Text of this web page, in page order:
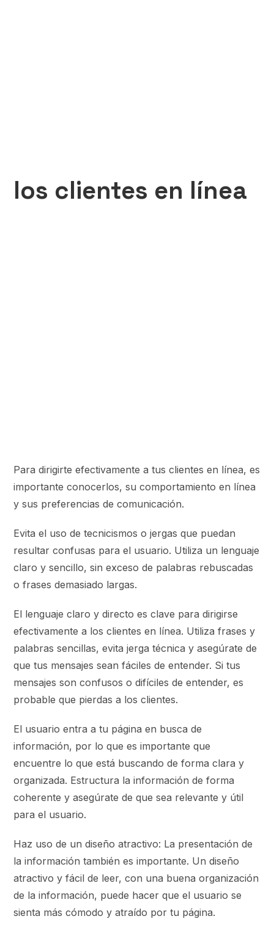
los clientes en línea
Para dirigirte efectivamente a tus clientes en línea, es
importante conocerlos, su comportamiento en línea
y sus preferencias de comunicación.
Evita el uso de tecnicismos o jergas que puedan
resultar confusas para el usuario. Utiliza un lenguaje
claro y sencillo, sin exceso de palabras rebuscadas
o frases demasiado largas.
El lenguaje claro y directo es clave para dirigirse
efectivamente a los clientes en línea. Utiliza frases y
palabras sencillas, evita jerga técnica y asegúrate de
que tus mensajes sean fáciles de entender. Si tus
mensajes son confusos o difíciles de entender, es
probable que pierdas a los clientes.
El usuario entra a tu página en busca de
información, por lo que es importante que
encuentre lo que está buscando de forma clara y
organizada. Estructura la información de forma
coherente y asegúrate de que sea relevante y útil
para el usuario.
Haz uso de un diseño atractivo: La presentación de
la información también es importante. Un diseño
atractivo y fácil de leer, con una buena organización
de la información, puede hacer que el usuario se
sienta más cómodo y atraído por tu página.